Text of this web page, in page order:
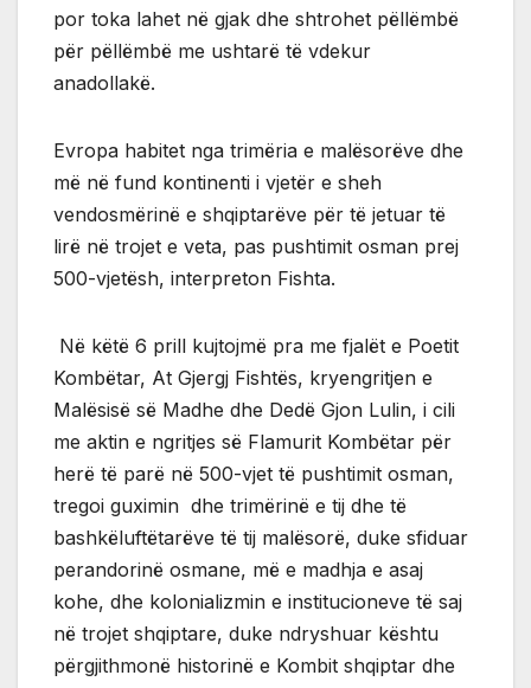
por toka lahet në gjak dhe shtrohet pëllëmbë
për pëllëmbë me ushtarë të vdekur
anadollakë.
Evropa habitet nga trimëria e malësorëve dhe
më në fund kontinenti i vjetër e sheh
vendosmërinë e shqiptarëve për të jetuar të
lirë në trojet e veta, pas pushtimit osman prej
500-vjetësh, interpreton Fishta.
Në këtë 6 prill kujtojmë pra me fjalët e Poetit
Kombëtar, At Gjergj Fishtës, kryengritjen e
Malësisë së Madhe dhe Dedë Gjon Lulin, i cili
me aktin e ngritjes së Flamurit Kombëtar për
herë të parë në 500-vjet të pushtimit osman,
tregoi guximin dhe trimërinë e tij dhe të
bashkëluftëtarëve të tij malësorë, duke sfiduar
perandorinë osmane, më e madhja e asaj
kohe, dhe kolonializmin e institucioneve të saj
në trojet shqiptare, duke ndryshuar kështu
përgjithmonë historinë e Kombit shqiptar dhe